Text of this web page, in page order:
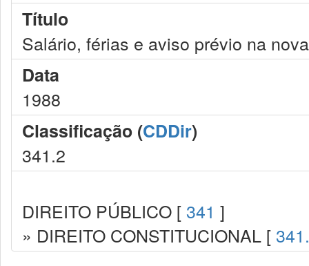
Título
Salário, férias e aviso prévio na
Data
1988
Classificação (CDDir)
341.2
DIREITO PÚBLICO [ 341 ]
» DIREITO CONSTITUCIONAL [